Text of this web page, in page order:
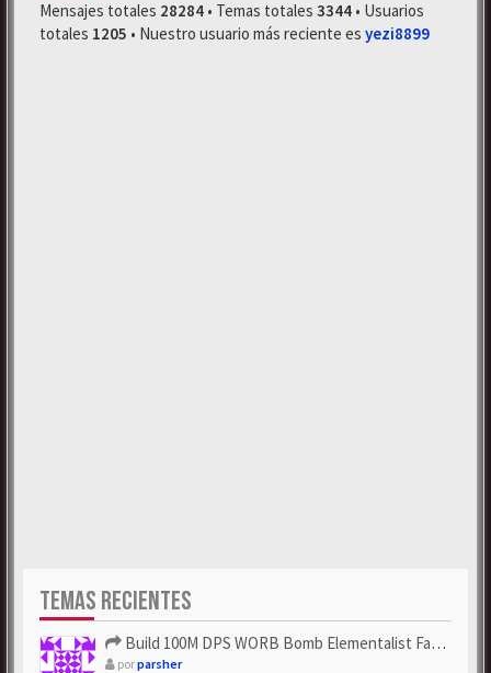
Mensajes totales 28284 • Temas totales 3344 • Usuarios
totales 1205 • Nuestro usuario más reciente es yezi8899
TEMAS RECIENTES
Build 100M DPS WORB Bomb Elementalist Fast - Grab POE Curren...
porparsher